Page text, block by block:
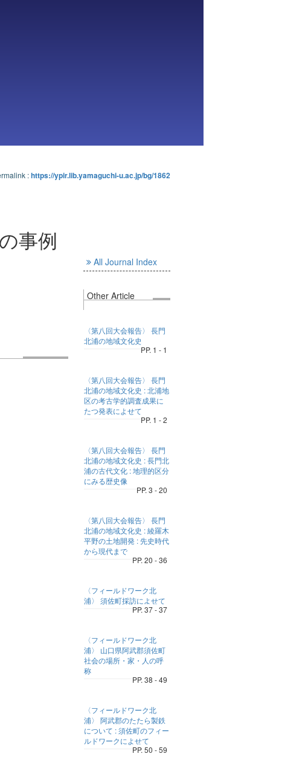
:https://ypir.lib.yamaguchi-u.ac.jp/bg/1862
事例
All Journal Index
Other Article
〈第八回大会報告〉 長門
北浦の地域文化史
PP. 1 - 1
〈第八回大会報告〉 長門
北浦の地域文化史 : 北浦地
区の考古学的調査成果に
たつ発表によせて
PP. 1 - 2
〈第八回大会報告〉 長門
北浦の地域文化史 : 長門北
浦の古代文化 : 地理的区分
にみる歴史像
PP. 3 - 20
〈第八回大会報告〉 長門
北浦の地域文化史 : 綾羅木
平野の土地開発 : 先史時代
から現代まで
PP. 20 - 36
〈フィールドワーク北
浦〉 須佐町採訪によせて
PP. 37 - 37
〈フィールドワーク北
浦〉 山口県阿武郡須佐町
社会の場所・家・人の呼
称
PP. 38 - 49
〈フィールドワーク北
浦〉 阿武郡のたたら製鉄
について : 須佐町のフィー
ルドワークによせて
PP. 50 - 59